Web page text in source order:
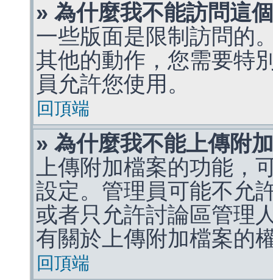
» 為什麼我不能訪問這
一些版面是限制訪問的
其他的動作，您需要特
員允許您使用。
回頂端
» 為什麼我不能上傳附
上傳附加檔案的功能，
設定。管理員可能不允
或者只允許討論區管理
有關於上傳附加檔案的
回頂端